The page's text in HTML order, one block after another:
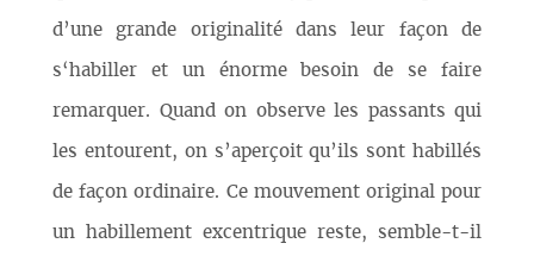
d’une grande originalité dans leur façon de
s‘habiller et un énorme besoin de se faire
remarquer. Quand on observe les passants qui
les entourent, on s’aperçoit qu’ils sont habillés
de façon ordinaire. Ce mouvement original pour
un habillement excentrique reste, semble-t-il